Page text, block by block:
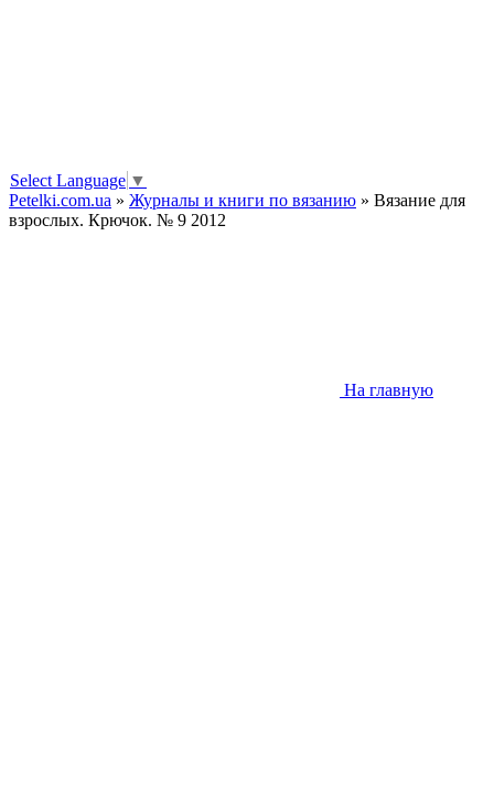
Select Language ▼
Petelki.com.ua » Журналы и книги по вязанию » Вязание для
взрослых. Крючок. № 9 2012
На главную